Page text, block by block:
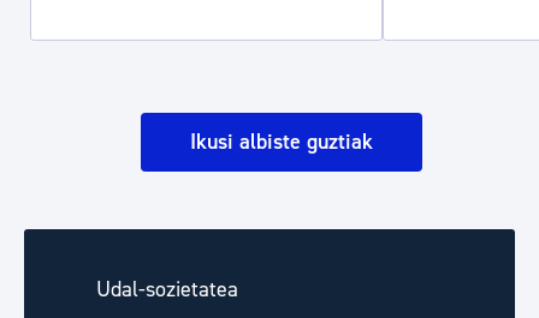
Ikusi albiste guztiak
Udal-sozietatea